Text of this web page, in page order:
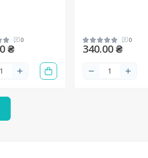
0
₴
0
340.00 ₴